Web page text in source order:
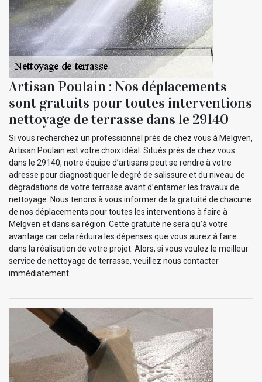
Artisan Poulain : Nos déplacements
sont gratuits pour toutes interventions
nettoyage de terrasse dans le 29140
Si vous recherchez un professionnel près de chez vous à Melgven,
Artisan Poulain est votre choix idéal. Situés près de chez vous
dans le 29140, notre équipe d’artisans peut se rendre à votre
adresse pour diagnostiquer le degré de salissure et du niveau de
dégradations de votre terrasse avant d’entamer les travaux de
nettoyage. Nous tenons à vous informer de la gratuité de chacune
de nos déplacements pour toutes les interventions à faire à
Melgven et dans sa région. Cette gratuité ne sera qu’à votre
avantage car cela réduira les dépenses que vous aurez à faire
dans la réalisation de votre projet. Alors, si vous voulez le meilleur
service de nettoyage de terrasse, veuillez nous contacter
immédiatement.